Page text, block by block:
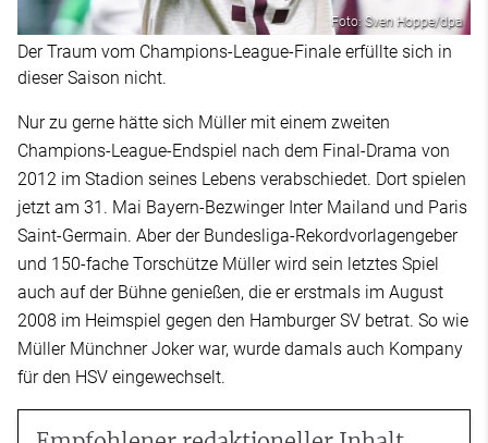
Foto: Sven Hoppe/dpa
Der Traum vom Champions-League-Finale erfüllte sich in
dieser Saison nicht.
Nur zu gerne hätte sich Müller mit einem zweiten
Champions-League-Endspiel nach dem Final-Drama von
2012 im Stadion seines Lebens verabschiedet. Dort spielen
jetzt am 31. Mai Bayern-Bezwinger Inter Mailand und Paris
Saint-Germain. Aber der Bundesliga-Rekordvorlagengeber
und 150-fache Torschütze Müller wird sein letztes Spiel
auch auf der Bühne genießen, die er erstmals im August
2008 im Heimspiel gegen den Hamburger SV betrat. So wie
Müller Münchner Joker war, wurde damals auch Kompany
für den HSV eingewechselt.